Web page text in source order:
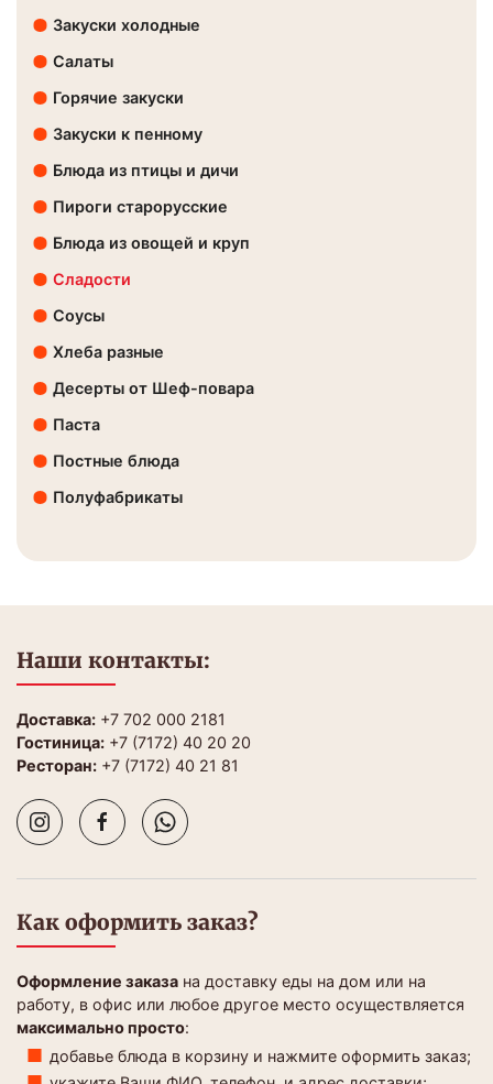
Закуски холодные
Салаты
Горячие закуски
Закуски к пенному
Блюда из птицы и дичи
Пироги старорусские
Блюда из овощей и круп
Сладости
Соусы
Хлеба разные
Десерты от Шеф-повара
Паста
Постные блюда
Полуфабрикаты
Наши контакты:
Доставка: +7 702 000 2181
Гостиница: +7 (7172) 40 20 20
Ресторан: +7 (7172) 40 21 81
Как оформить заказ?
Оформление заказа на доставку еды на дом или на
работу, в офис или любое другое место осуществляется
максимально просто:
добавье блюда в корзину и нажмите оформить заказ;